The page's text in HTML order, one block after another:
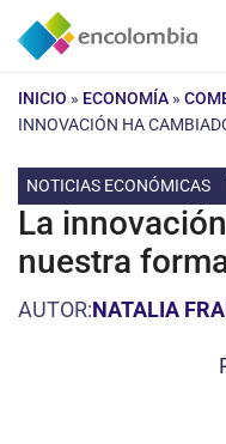
Saltar
INICIO » ECONOMÍA »
INNOVACIÓN HA
NOTICIAS ECONÓMICAS
La
nuestra
AUTOR:NATALIA